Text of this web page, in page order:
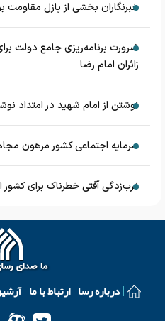
خبرنگاران بخشی از پازل مقاومت
ضرورت برنامه‌ریزی جامع دولت
زائران امام رضا
نوشتن از امام شهید در امتداد
سرمایه اجتماعی کشور مرهون
غرب‌زدگی آفتی خطرناک برای
درباره رسا ارتباط با ما